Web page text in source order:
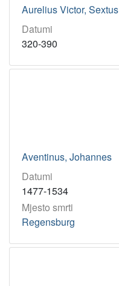
Aurelius Victor, Sextus
Datumi
320-390
Aventinus, Johannes
Datumi
1477-1534
Mjesto smrti
Regensburg